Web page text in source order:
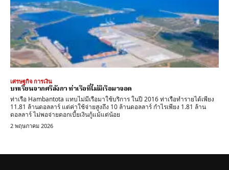
เศรษฐกิจ การเงิน
บทเรียนจากศรีลังกา ท่าเรือที่ไม่มีเรือมาจอด
ท่าเรือ Hambantota แทบไม่มีเรือมาใช้บริการ ในปี 2016 ท่าเรือทำรายได้เพียง
11.81 ล้านดอลลาร์ แต่ค่าใช้จ่ายสูงถึง 10 ล้านดอลลาร์ กำไรเพียง 1.81 ล้าน
ดอลลาร์ ไม่พอจ่ายดอกเบี้ยเงินกู้แม้แต่น้อย
2 พฤษภาคม 2026